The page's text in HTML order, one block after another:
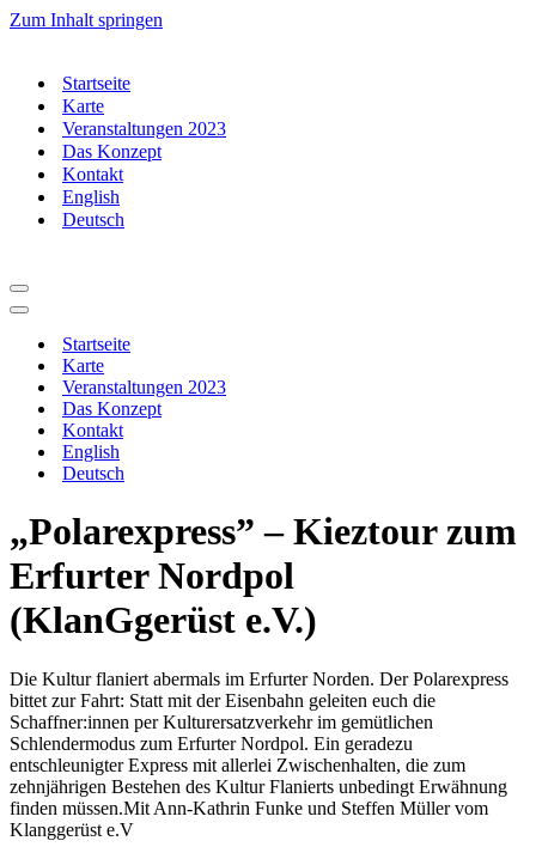
Zum Inhalt springen
Startseite
Karte
Veranstaltungen 2023
Das Konzept
Kontakt
English
Deutsch
Navigationsmenü
Navigationsmenü
Startseite
Karte
Veranstaltungen 2023
Das Konzept
Kontakt
English
Deutsch
„Polarexpress” – Kieztour zum
Erfurter Nordpol
(KlanGgerüst e.V.)
Die Kultur flaniert abermals im Erfurter Norden. Der Polarexpress
bittet zur Fahrt: Statt mit der Eisenbahn geleiten euch die
Schaffner:innen per Kulturersatzverkehr im gemütlichen
Schlendermodus zum Erfurter Nordpol. Ein geradezu
entschleunigter Express mit allerlei Zwischenhalten, die zum
zehnjährigen Bestehen des Kultur Flanierts unbedingt Erwähnung
finden müssen.Mit Ann-Kathrin Funke und Steffen Müller vom
Klanggerüst e.V